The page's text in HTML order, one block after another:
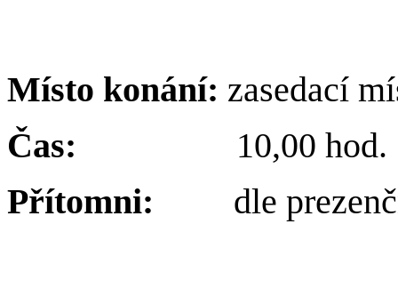
Místo konání: zasedací
Čas: 10,00 hod.
Přítomni: dle